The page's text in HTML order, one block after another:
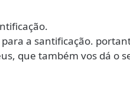
a santificação.
que também vos dá o